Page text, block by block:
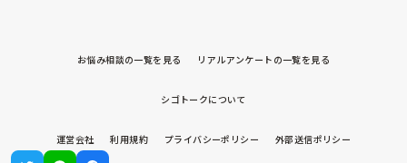
お悩み相談の一覧を見る リアルアンケートの一覧を見る
シゴトークについて
運営会社 利用規約 プライバシーポリシー 外部送信ポリシー